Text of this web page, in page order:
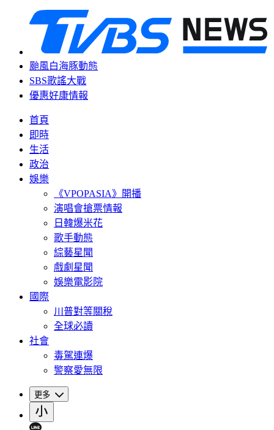
颱風白海豚動態
SBS歌謠大戰
優惠好康情報
首頁
即時
生活
政治
娛樂
《VPOPASIA》開播
演唱會搶票情報
日韓爆米花
歌手動態
綜藝星聞
戲劇星聞
娛樂電影院
國際
川普對等關稅
全球必讀
社會
毒駕連爆
警察愛無限
更多